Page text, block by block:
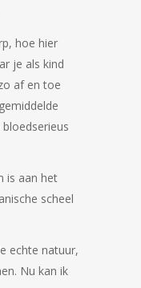
hoe hier
je als kind
af en toe
is aan het
scheel
echte natuur,
Nu kan ik